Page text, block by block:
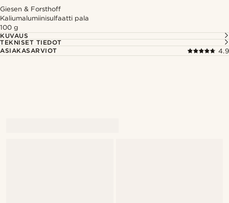
Giesen & Forsthoff
Kaliumalumiinisulfaatti pala
100 g
KUVAUS
TEKNISET TIEDOT
ASIAKASARVIOT
4.9